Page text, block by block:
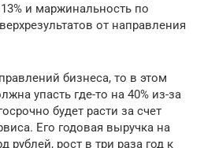
и маржинальность по
от направления
бизнеса, то в этом
упасть где-то на 40% из-за
будет расти за счет
Его годовая выручка на
рублей, рост в три раза год к